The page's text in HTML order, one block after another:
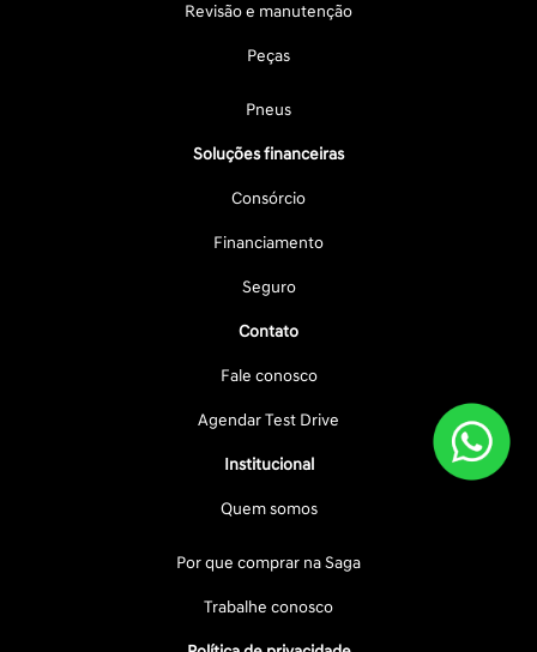
Revisão e manutenção
Peças
Pneus
Soluções financeiras
Consórcio
Financiamento
Seguro
Contato
Fale conosco
Agendar Test Drive
Institucional
Quem somos
Por que comprar na Saga
Trabalhe conosco